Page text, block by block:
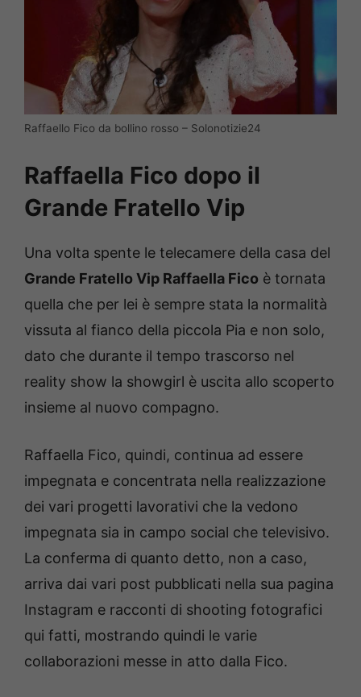
Raffaello Fico da bollino rosso – Solonotizie24
Raffaella Fico dopo il
Grande Fratello Vip
Una volta spente le telecamere della casa del
Grande Fratello Vip Raffaella Fico è tornata
quella che per lei è sempre stata la normalità
vissuta al fianco della piccola Pia e non solo,
dato che durante il tempo trascorso nel
reality show la showgirl è uscita allo scoperto
insieme al nuovo compagno.
Raffaella Fico, quindi, continua ad essere
impegnata e concentrata nella realizzazione
dei vari progetti lavorativi che la vedono
impegnata sia in campo social che televisivo.
La conferma di quanto detto, non a caso,
arriva dai vari post pubblicati nella sua pagina
Instagram e racconti di shooting fotografici
qui fatti, mostrando quindi le varie
collaborazioni messe in atto dalla Fico.